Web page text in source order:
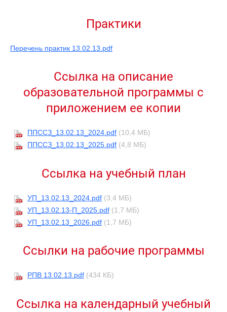
Практики
Перечень практик 13.02.13.pdf
Ссылка на описание
образовательной программы с
приложением ее копии
ППССЗ_13.02.13_2024.pdf (10,4 МБ)
ППССЗ_13.02.13_2025.pdf (4,8 МБ)
Ссылка на учебный план
УП_13.02.13_2024.pdf (3,4 МБ)
УП_13.02.13-П_2025.pdf (1,7 МБ)
УП_13.02.13_2026.pdf (1,7 МБ)
Ссылки на рабочие программы
РПВ 13.02.13.pdf (434 КБ)
Ссылка на календарный учебный